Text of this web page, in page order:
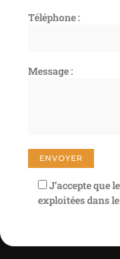
Téléphone :
Message :
J’accepte que
exploitées dans